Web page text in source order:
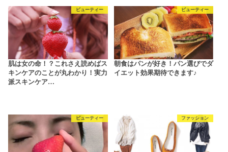
ビューティー
肌は女の命！？これさえ読めばス
キンケアのことが丸わかり！実力
派スキンケア…
ビューティー
朝食はパンが好き！パン選びでダ
イエット効果期待できます♪
ビューティー ファッション